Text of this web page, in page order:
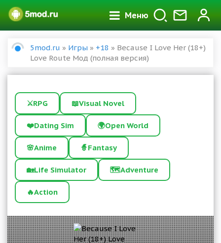
Меню
5mod.ru » Игры » +18 » Because I Love Her (18+)
Love Route Мод (полная версия)
⚔️RPG 📖Visual Novel
❤️Dating Sim 🌍Open World
🌸Anime 🧙Fantasy
🏡Life Simulator 🗺️Adventure
🔥Action